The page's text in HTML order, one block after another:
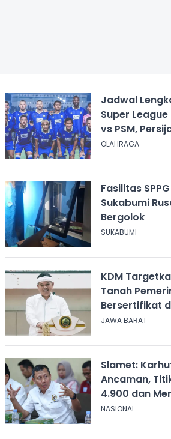
Jadwal
Super
vs PSM,
FC
OLAHRAGA
Fasilitas
Sukabumi
Bergolok
SUKABUMI
KDM
Tanah
Bersertifikat
JAWA BARAT
Slamet:
Ancaman,
4.900 dan
hingga Papua
NASIONAL